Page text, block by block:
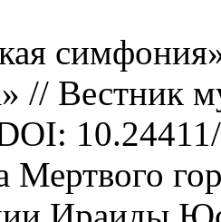
// Вестник
Мертвого